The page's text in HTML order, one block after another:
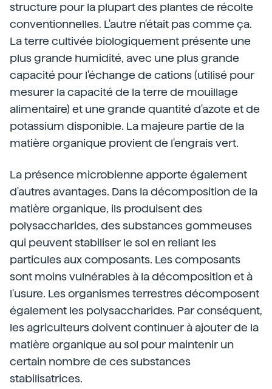
structure pour la plupart des plantes de récolte
conventionnelles. L'autre n'était pas comme ça.
La terre cultivée biologiquement présente une
plus grande humidité, avec une plus grande
capacité pour l'échange de cations (utilisé pour
mesurer la capacité de la terre de mouillage
alimentaire) et une grande quantité d'azote et de
potassium disponible. La majeure partie de la
matière organique provient de l'engrais vert.
La présence microbienne apporte également
d'autres avantages. Dans la décomposition de la
matière organique, ils produisent des
polysaccharides, des substances gommeuses
qui peuvent stabiliser le sol en reliant les
particules aux composants. Les composants
sont moins vulnérables à la décomposition et à
l'usure. Les organismes terrestres décomposent
également les polysaccharides. Par conséquent,
les agriculteurs doivent continuer à ajouter de la
matière organique au sol pour maintenir un
certain nombre de ces substances
stabilisatrices.